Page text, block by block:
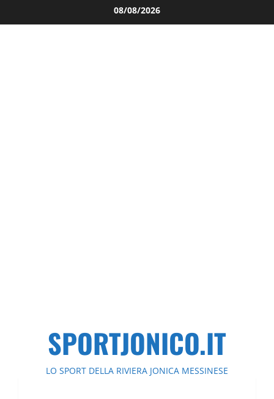
al
08/08/2026
SPORTJONICO.IT
LO SPORT DELLA RIVIERA JONICA MESSINESE